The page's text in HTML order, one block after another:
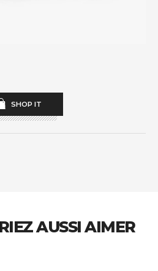
SHOP IT
AUSSI AIMER